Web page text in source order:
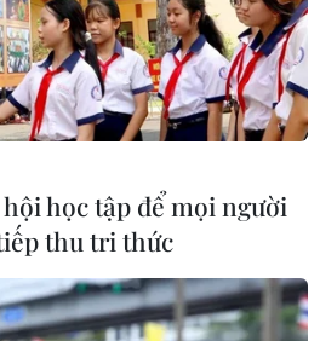
học tập để mọi người
thu tri thức